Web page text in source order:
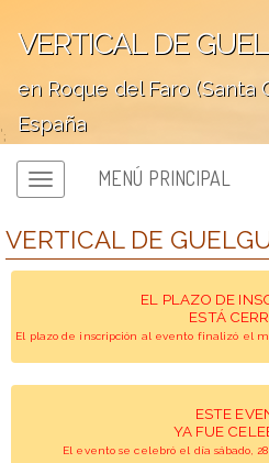
VERTICAL DE
en Roque del Faro (Santa
España
';
MENÚ PRINCIPAL
VERTICAL DE
EL PLAZO DE
ESTÁ
El plazo de inscripción al evento finalizó el
ESTE
YA FUE
El evento se celebró el día sábado,